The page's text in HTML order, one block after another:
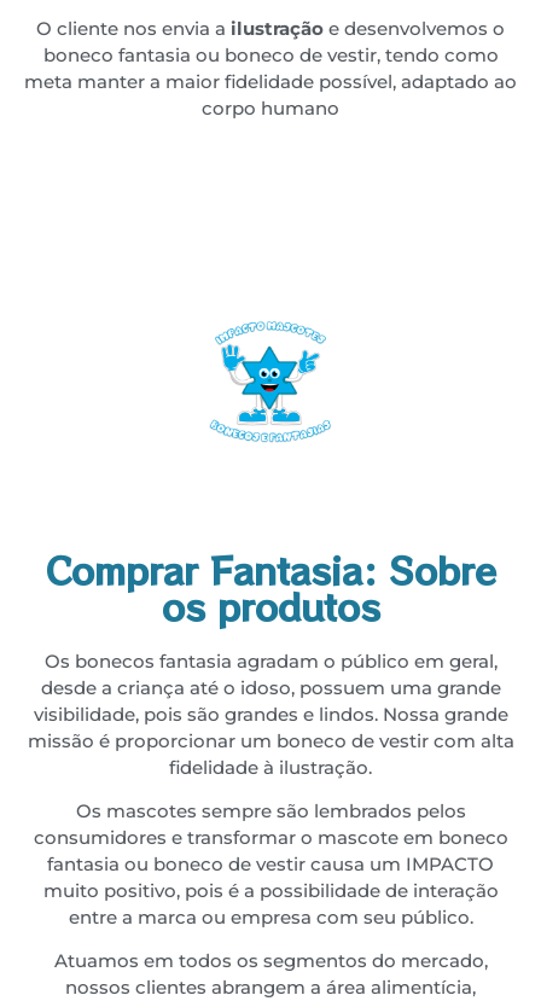
O cliente nos envia a ilustração e desenvolvemos o
boneco fantasia ou boneco de vestir, tendo como
meta manter a maior fidelidade possível, adaptado ao
corpo humano
Comprar Fantasia: Sobre
os produtos
Os bonecos fantasia agradam o público em geral,
desde a criança até o idoso, possuem uma grande
visibilidade, pois são grandes e lindos. Nossa grande
missão é proporcionar um boneco de vestir com alta
fidelidade à ilustração.
Os mascotes sempre são lembrados pelos
consumidores e transformar o mascote em boneco
fantasia ou boneco de vestir causa um IMPACTO
muito positivo, pois é a possibilidade de interação
entre a marca ou empresa com seu público.
Atuamos em todos os segmentos do mercado,
nossos clientes abrangem a área alimentícia,